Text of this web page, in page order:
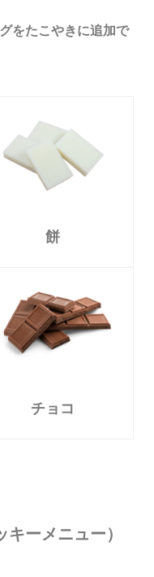
をたこやきに追加で
餅
チョコ
ーメニュー）